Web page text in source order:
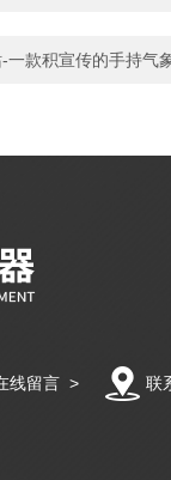
一款积宣传的手持气
线留言 > 联